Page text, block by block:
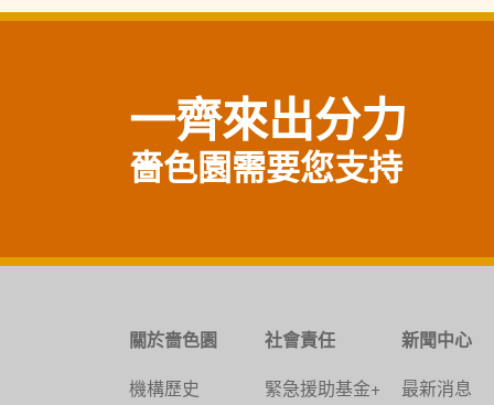
一齊來出分力
嗇色園需要您支持
關於嗇色園
機構歷史
社會責任
緊急援助基金+
新聞中心
最新消息